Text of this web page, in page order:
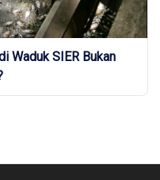
Waduk SIER Bukan